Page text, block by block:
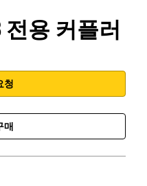
전용 커플러
청
매